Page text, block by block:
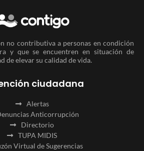
no contributiva a personas en condición
y que se encuentren en situación de
de elevar su calidad de vida.
ciudadana
Alertas
Anticorrupción
Directorio
TUPA MIDIS
Virtual de Sugerencias